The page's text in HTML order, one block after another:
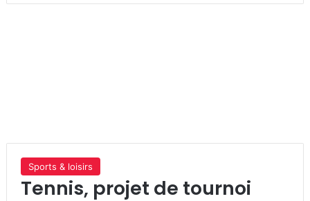
Sports & loisirs
Tennis, projet de tournoi